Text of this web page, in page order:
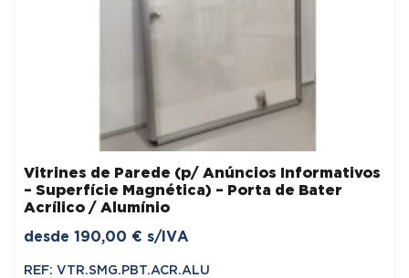
Vitrines de Parede (p/ Anúncios Informativos
– Superfície Magnética) – Porta de Bater
Acrílico / Alumínio
desde 190,00 € s/IVA
REF: VTR.SMG.PBT.ACR.ALU